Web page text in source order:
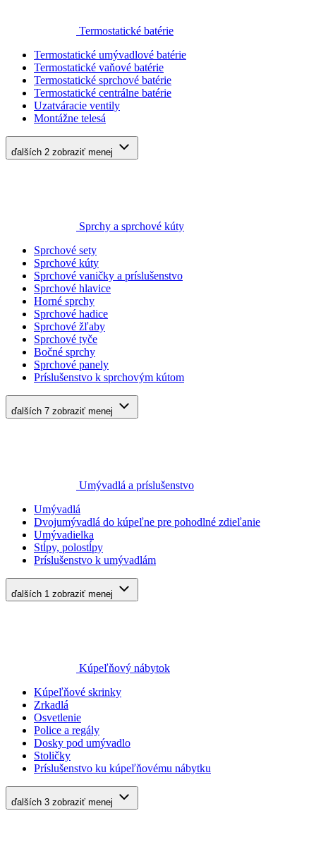
Termostatické batérie
Termostatické umývadlové batérie
Termostatické vaňové batérie
Termostatické sprchové batérie
Termostatické centrálne batérie
Uzatváracie ventily
Montážne telesá
ďalších 2 zobraziť menej
Sprchy a sprchové kúty
Sprchové sety
Sprchové kúty
Sprchové vaničky a príslušenstvo
Sprchové hlavice
Horné sprchy
Sprchové hadice
Sprchové žľaby
Sprchové tyče
Bočné sprchy
Sprchové panely
Príslušenstvo k sprchovým kútom
ďalších 7 zobraziť menej
Umývadlá a príslušenstvo
Umývadlá
Dvojumývadlá do kúpeľne pre pohodlné zdieľanie
Umývadielka
Stĺpy, polostĺpy
Príslušenstvo k umývadlám
ďalších 1 zobraziť menej
Kúpeľňový nábytok
Kúpeľňové skrinky
Zrkadlá
Osvetlenie
Police a regály
Dosky pod umývadlo
Stoličky
Príslušenstvo ku kúpeľňovému nábytku
ďalších 3 zobraziť menej